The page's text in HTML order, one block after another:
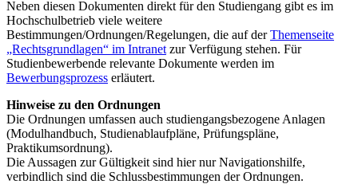
Neben diesen Dokumenten direkt für den Studiengang gibt es im
Hochschulbetrieb viele weitere
Bestimmungen/Ordnungen/Regelungen, die auf derThemenseite
„Rechtsgrundlagen“ im Intranet zur Verfügung stehen. Für
Studienbewerbende relevante Dokumente werden im
Bewerbungsprozess erläutert.
Hinweise zu den Ordnungen
Die Ordnungen umfassen auch studiengangsbezogene Anlagen
(Modulhandbuch, Studienablaufpläne, Prüfungspläne,
Praktikumsordnung).
Die Aussagen zur Gültigkeit sind hier nur Navigationshilfe,
verbindlich sind die Schlussbestimmungen der Ordnungen.